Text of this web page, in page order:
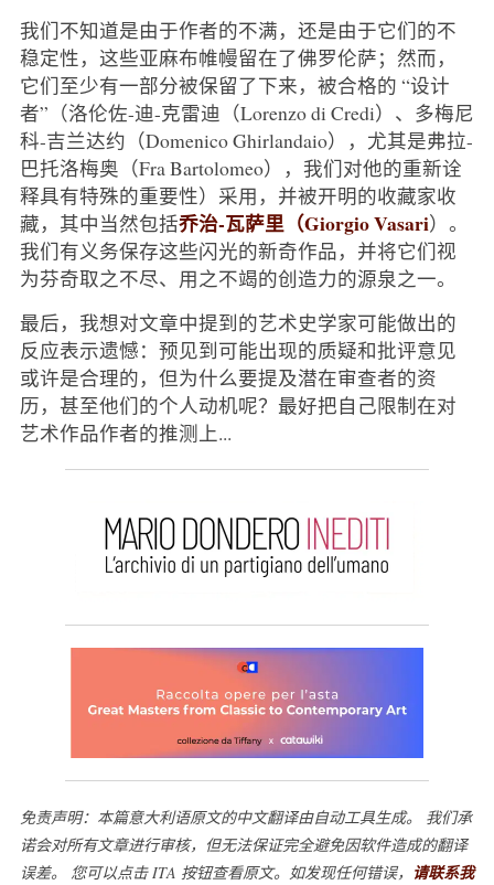
我们不知道是由于作者的不满，还是由于它们的不
稳定性，这些亚麻布帷幔留在了佛罗伦萨；然而，
它们至少有一部分被保留了下来，被合格的 “设计
者”（洛伦佐-迪-克雷迪（Lorenzo di Credi）、多梅尼
科-吉兰达约（Domenico Ghirlandaio），尤其是弗拉-
巴托洛梅奥（Fra Bartolomeo），我们对他的重新诠
释具有特殊的重要性）采用，并被开明的收藏家收
藏，其中当然包括乔治-瓦萨里（Giorgio Vasari）。
我们有义务保存这些闪光的新奇作品，并将它们视
为芬奇取之不尽、用之不竭的创造力的源泉之一。
最后，我想对文章中提到的艺术史学家可能做出的
反应表示遗憾：预见到可能出现的质疑和批评意见
或许是合理的，但为什么要提及潜在审查者的资
历，甚至他们的个人动机呢？最好把自己限制在对
艺术作品作者的推测上...
免责声明：本篇意大利语原文的中文翻译由自动工具生成。 我们承
诺会对所有文章进行审核，但无法保证完全避免因软件造成的翻译
误差。 您可以点击 ITA 按钮查看原文。如发现任何错误， 请联系我